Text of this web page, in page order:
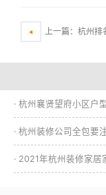
· 杭州襄贤望府小区户
· 杭州装修公司全包要
· 2021年杭州装修家居